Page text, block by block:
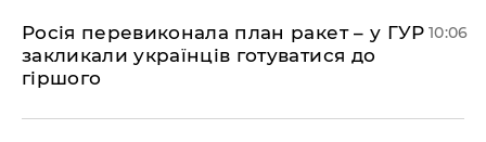
Росія перевиконала план ракет – у ГУР
закликали українців готуватися до
гіршого
10:06